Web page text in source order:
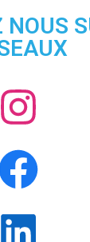
NOUS